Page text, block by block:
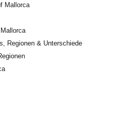
Mallorca
Regionen & Unterschiede